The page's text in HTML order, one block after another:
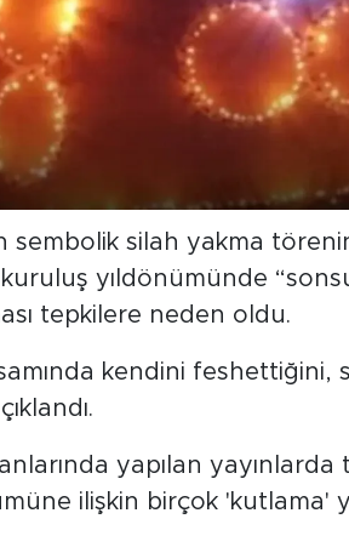
silah yakma
yıldönümünde
tepkilere neden oldu.
kendini feshettiğini,
yapılan yayınlarda
ilişkin birçok 'kutlama'